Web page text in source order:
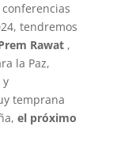
tendremos
Rawat,
la Paz,
y
temprana
el próximo